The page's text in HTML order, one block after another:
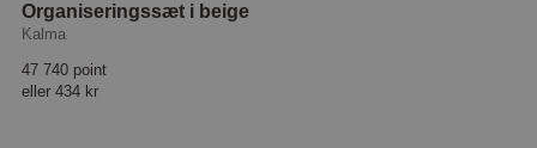
Organiseringssæt i beige
Kalma
47 740 point
eller 434 kr